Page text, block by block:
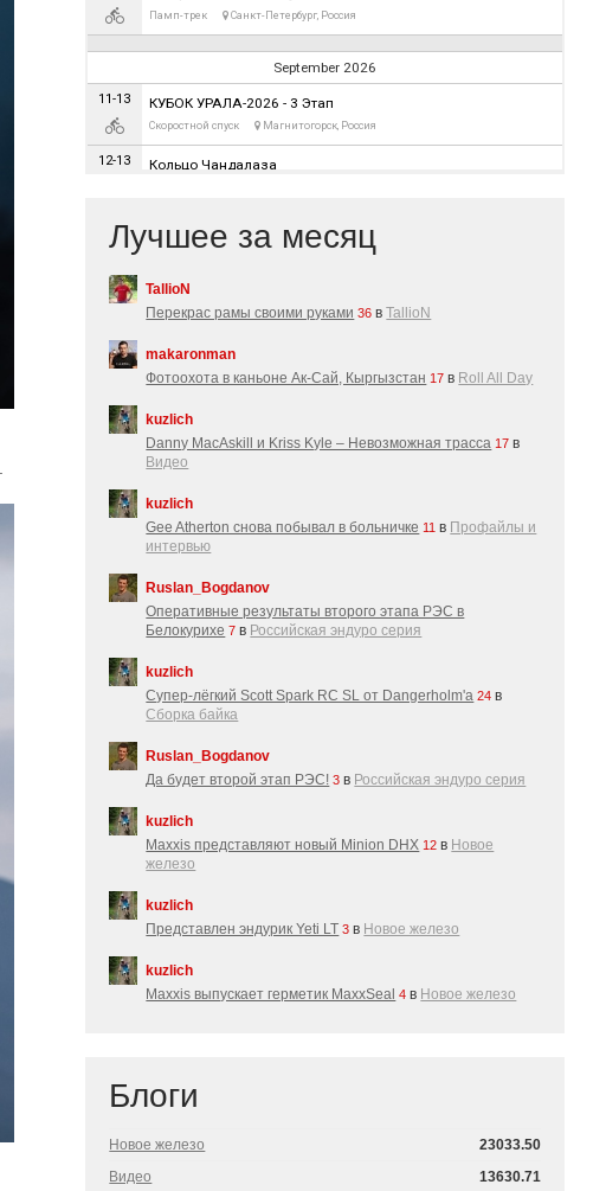
Лучшее за месяц
TallioN
Перекрас рамы своими руками 36 вTallioN
makaronman
Фотоохота в каньоне Ак-Cай, Кыргызстан 17 в Roll All Day
kuzlich
Danny MacAskill и Kriss Kyle – Невозможная трасса 17 в
Видео
kuzlich
Gee Atherton снова побывал в больничке 11 в Профайлы и
интервью
Ruslan_Bogdanov
Оперативные результаты второго этапа РЭС в
Белокурихе 7 в Российская эндуро серия
kuzlich
Супер-лёгкий Scott Spark RC SL от Dangerholm'a 24 в
Сборка байка
Ruslan_Bogdanov
Да будет второй этап РЭС! 3 в Российская эндуро серия
kuzlich
Maxxis представляют новый Minion DHX 12 в Новое
железо
kuzlich
Представлен эндурик Yeti LT 3 в Новое железо
kuzlich
Maxxis выпускает герметик MaxxSeal 4 в Новое железо
Блоги
Новое железо
23033.50
Видео
13630.71